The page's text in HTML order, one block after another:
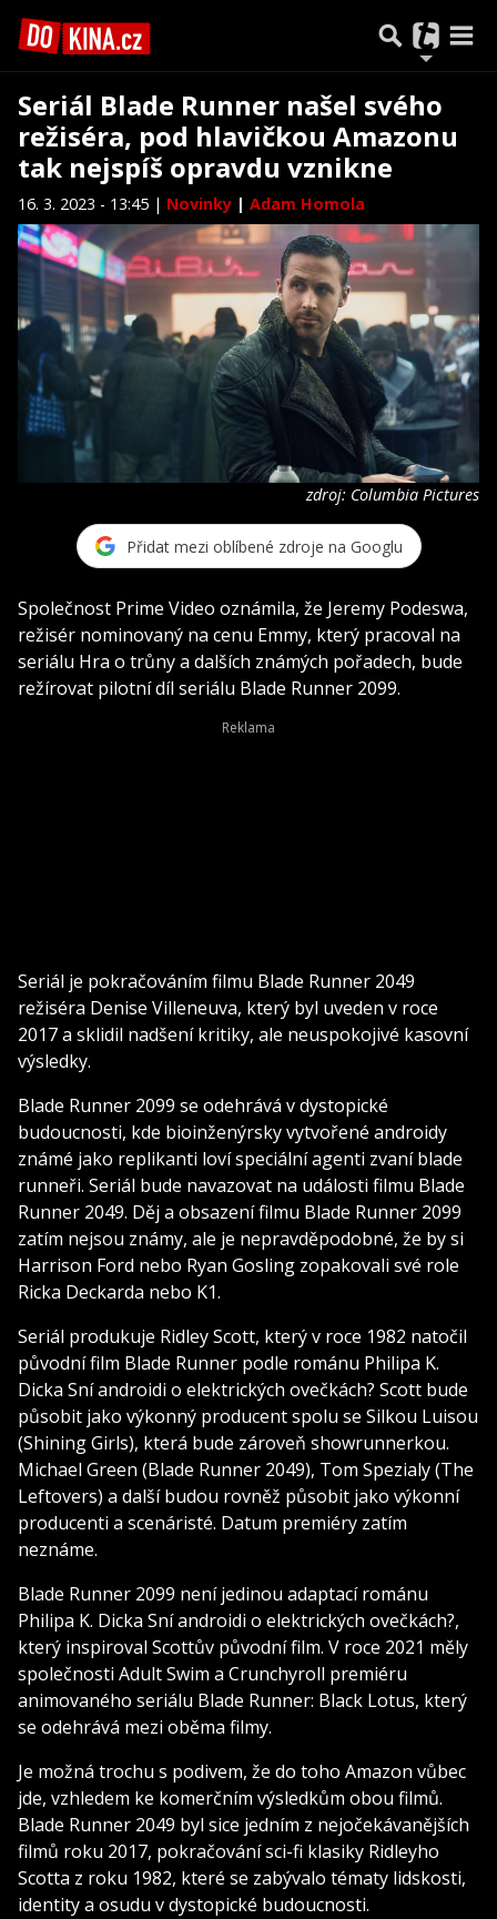
Seriál Blade Runner našel svého
režiséra, pod hlavičkou Amazonu
tak nejspíš opravdu vznikne
16. 3. 2023 - 13:45 | Novinky | Adam Homola
zdroj: Columbia Pictures
Přidat mezi oblíbené zdroje na Googlu
Společnost Prime Video oznámila, že Jeremy Podeswa,
režisér nominovaný na cenu Emmy, který pracoval na
seriálu Hra o trůny a dalších známých pořadech, bude
režírovat pilotní díl seriálu Blade Runner 2099.
Seriál je pokračováním filmu Blade Runner 2049
režiséra Denise Villeneuva, který byl uveden v roce
2017 a sklidil nadšení kritiky, ale neuspokojivé kasovní
výsledky.
Blade Runner 2099 se odehrává v dystopické
budoucnosti, kde bioinženýrsky vytvořené androidy
známé jako replikanti loví speciální agenti zvaní blade
runneři. Seriál bude navazovat na události filmu Blade
Runner 2049. Děj a obsazení filmu Blade Runner 2099
zatím nejsou známy, ale je nepravděpodobné, že by si
Harrison Ford nebo Ryan Gosling zopakovali své role
Ricka Deckarda nebo K1.
Seriál produkuje Ridley Scott, který v roce 1982 natočil
původní film Blade Runner podle románu Philipa K.
Dicka Sní androidi o elektrických ovečkách? Scott bude
působit jako výkonný producent spolu se Silkou Luisou
(Shining Girls), která bude zároveň showrunnerkou.
Michael Green (Blade Runner 2049), Tom Spezialy (The
Leftovers) a další budou rovněž působit jako výkonní
producenti a scenáristé. Datum premiéry zatím
neznáme.
Blade Runner 2099 není jedinou adaptací románu
Philipa K. Dicka Sní androidi o elektrických ovečkách?,
který inspiroval Scottův původní film. V roce 2021 měly
společnosti Adult Swim a Crunchyroll premiéru
animovaného seriálu Blade Runner: Black Lotus, který
se odehrává mezi oběma filmy.
Je možná trochu s podivem, že do toho Amazon vůbec
jde, vzhledem ke komerčním výsledkům obou filmů.
Blade Runner 2049 byl sice jedním z nejočekávanějších
filmů roku 2017, pokračování sci-fi klasiky Ridleyho
Scotta z roku 1982, které se zabývalo tématy lidskosti,
identity a osudu v dystopické budoucnosti.